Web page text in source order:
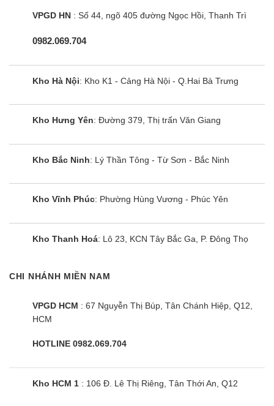
VPGD HN : Số 44, ngõ 405 đường Ngọc Hồi, Thanh Trì
0982.069.704
Kho Hà Nội: Kho K1 - Cảng Hà Nội - Q.Hai Bà Trưng
Kho Hưng Yên: Đường 379, Thị trấn Văn Giang
Kho Bắc Ninh: Lý Thần Tông - Từ Sơn - Bắc Ninh
Kho Vĩnh Phúc: Phường Hùng Vương - Phúc Yên
Kho Thanh Hoá: Lô 23, KCN Tây Bắc Ga, P. Đông Thọ
CHI NHÁNH MIỀN NAM
VPGD HCM : 67 Nguyễn Thị Búp, Tân Chánh Hiệp, Q12,
HCM
HOTLINE 0982.069.704
Kho HCM 1 : 106 Đ. Lê Thị Riêng, Tân Thới An, Q12